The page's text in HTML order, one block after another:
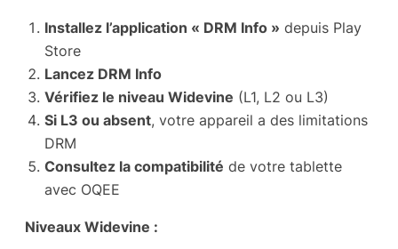
Installez l’application « DRM Info » depuis Play
Store
Lancez DRM Info
Vérifiez le niveau Widevine (L1, L2 ou L3)
Si L3 ou absent, votre appareil a des limitations
DRM
Consultez la compatibilité de votre tablette
avec OQEE
Niveaux Widevine :